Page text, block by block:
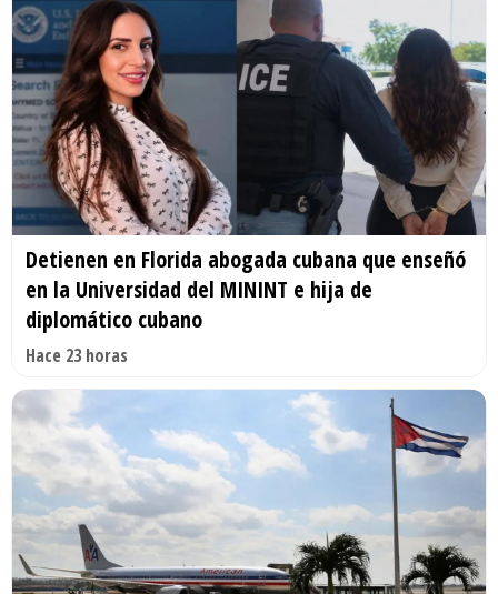
Detienen en Florida abogada cubana que enseñó
en la Universidad del MININT e hija de
diplomático cubano
Hace 23 horas